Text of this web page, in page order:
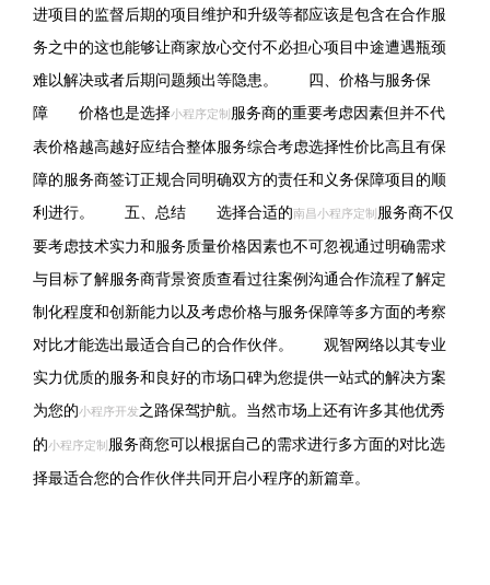
进项目的监督后期的项目维护和升级等都应该是包含在合作服
务之中的这也能够让商家放心交付不必担心项目中途遭遇瓶颈
难以解决或者后期问题频出等隐患。 四、价格与服务保
障 价格也是选择小程序定制 服务商的重要考虑因素但并不代
表价格越高越好应结合整体服务综合考虑选择性价比高且有保
障的服务商签订正规合同明确双方的责任和义务保障项目的顺
利进行。 五、总结 选择合适的南昌小程序定制 服务商不仅
要考虑技术实力和服务质量价格因素也不可忽视通过明确需求
与目标了解服务商背景资质查看过往案例沟通合作流程了解定
制化程度和创新能力以及考虑价格与服务保障等多方面的考察
对比才能选出最适合自己的合作伙伴。 观智网络以其专业
实力优质的服务和良好的市场口碑为您提供一站式的解决方案
为您的小程序开发之路保驾护航。当然市场上还有许多其他优秀
的小程序定制 服务商您可以根据自己的需求进行多方面的对比选
择最适合您的合作伙伴共同开启小程序的新篇章。